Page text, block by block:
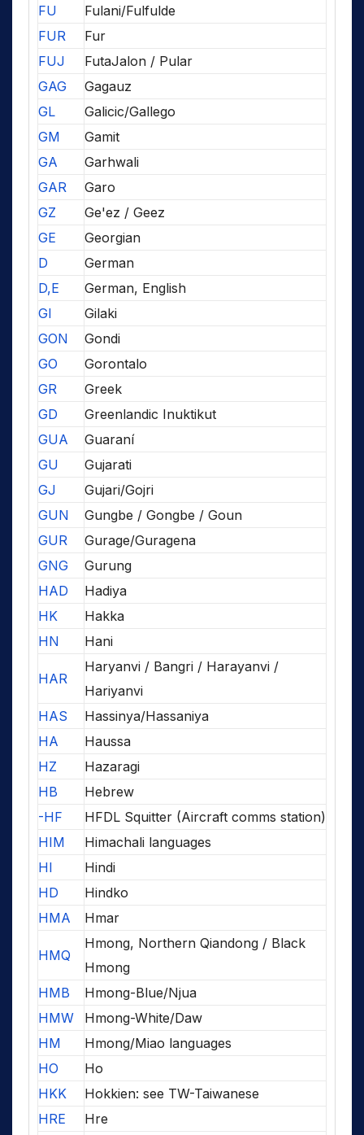
FU
Fulani/Fulfulde
FUR
Fur
FUJ
FutaJalon / Pular
GAG
Gagauz
GL
Galicic/Gallego
GM
Gamit
GA
Garhwali
GAR
Garo
GZ
Ge'ez / Geez
GE
Georgian
D
German
D,E
German, English
GI
Gilaki
GON
Gondi
GO
Gorontalo
GR
Greek
GD
Greenlandic Inuktikut
GUA
Guaraní
GU
Gujarati
GJ
Gujari/Gojri
GUN
Gungbe / Gongbe / Goun
GUR
Gurage/Guragena
GNG
Gurung
HAD
Hadiya
HK
Hakka
HN
Hani
HAR
Haryanvi / Bangri / Harayanvi /
Hariyanvi
HAS
Hassinya/Hassaniya
HA
Haussa
HZ
Hazaragi
HB
Hebrew
-HF
HFDL Squitter (Aircraft comms station)
HIM
Himachali languages
HI
Hindi
HD
Hindko
HMA
Hmar
HMQ
Hmong, Northern Qiandong / Black
Hmong
HMB
Hmong-Blue/Njua
HMW
Hmong-White/Daw
HM
Hmong/Miao languages
HO
Ho
HKK
Hokkien: see TW-Taiwanese
HRE
Hre